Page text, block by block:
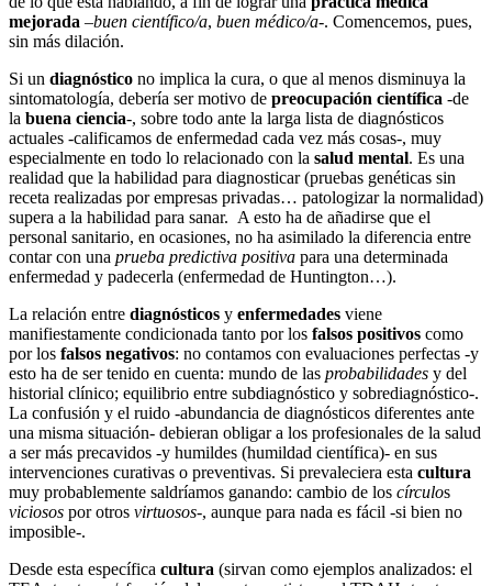
mejorada –buen científico/a, buen médico/a-. Comencemos, pues,
sin más dilación.
Si un diagnóstico no implica la cura, o que al menos disminuya la
sintomatología, debería ser motivo de preocupación científica -de
la buena ciencia-, sobre todo ante la larga lista de diagnósticos
actuales -calificamos de enfermedad cada vez más cosas-, muy
especialmente en todo lo relacionado con la salud mental. Es una
realidad que la habilidad para diagnosticar (pruebas genéticas sin
receta realizadas por empresas privadas… patologizar la normalidad)
supera a la habilidad para sanar. A esto ha de añadirse que el
personal sanitario, en ocasiones, no ha asimilado la diferencia entre
contar con una prueba predictiva positiva para una determinada
enfermedad y padecerla (enfermedad de Huntington…).
La relación entre diagnósticos y enfermedades viene
manifiestamente condicionada tanto por los falsos positivos como
por los falsos negativos: no contamos con evaluaciones perfectas -y
esto ha de ser tenido en cuenta: mundo de las probabilidades y del
historial clínico; equilibrio entre subdiagnóstico y sobrediagnóstico-.
La confusión y el ruido -abundancia de diagnósticos diferentes ante
una misma situación- debieran obligar a los profesionales de la salud
a ser más precavidos -y humildes (humildad científica)- en sus
intervenciones curativas o preventivas. Si prevaleciera esta cultura
muy probablemente saldríamos ganando: cambio de los círculos
viciosos por otros virtuosos-, aunque para nada es fácil -si bien no
imposible-.
Desde esta específica cultura (sirvan como ejemplos analizados: el